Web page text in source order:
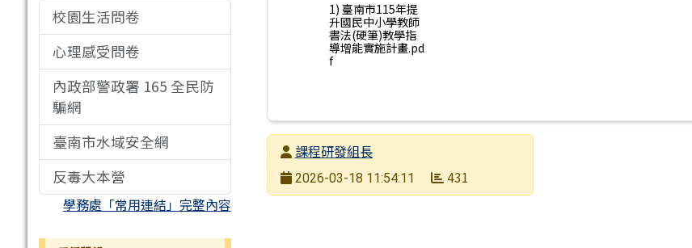
校園生活問卷
心理感受問卷
內政部警政署 165 全民防
騙網
臺南市水域安全網
反毒大本營
學務處「常用連結」完整內容
1) 臺南市115年提
升國民中小學教師
書法(硬筆)教學指
導增能實施計畫.pd
f
發布者課程研發組長
發布日期
2026-03-18 11:54:11 431